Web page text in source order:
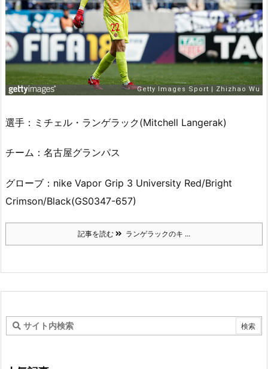
選手：ミチェル・ランゲラック(Mitchell Langerak)
チーム：名古屋グランパス
グローブ：nike Vapor Grip 3 University Red/Bright
Crimson/Black(GS0347-657)
記事を読む ランゲラックのキ ...